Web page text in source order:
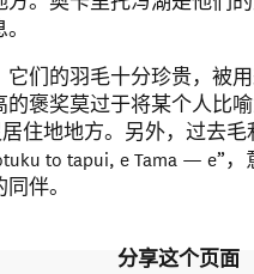
们的羽毛十分珍贵，被
褒奖莫过于将某个人比喻
住地地方。另外，过去毛
to tapui, e Tama — e”，
伴。
分享这个页面